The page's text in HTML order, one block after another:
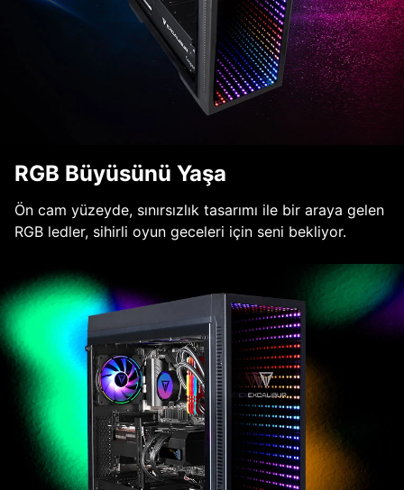
RGB Büyüsünü Yaşa
Ön cam yüzeyde, sınırsızlık tasarımı ile bir araya gelen
RGB ledler, sihirli oyun geceleri için seni bekliyor.